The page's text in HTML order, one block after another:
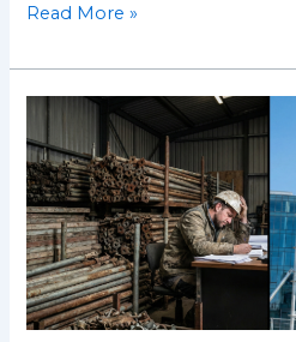
Read More »
Mantenimiento
de
Andamios
y
EPP
en
Climas
Corrosivos